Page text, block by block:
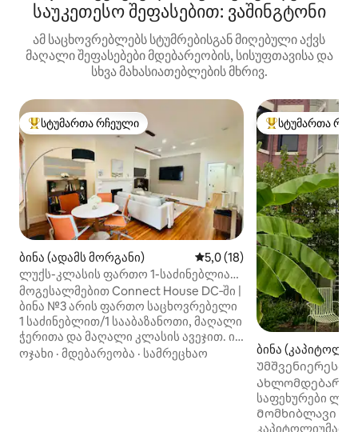
საუკეთესო შეფასებით: ვაშინგტონი
ამ საცხოვრებლებს სტუმრებისგან მიღებული აქვს
მაღალი შეფასებები მდებარეობის, სისუფთავისა და
სხვა მახასიათებლების მხრივ.
სტუმართა რჩეული მოწინავე ვარიანტი
სტუმართა რჩეული
ბინა (ადამს მორგანი) საშუალო შეფასებაა 5‑დან
5,0 (18)
ლუქს-კლასის ფართო 1-საძინებლიანი
ბინა ლეგენდარულ დიუპონ-სერკლში
მოგესალმებით Connect House DC‑ში |
ბინა №3 არის ფართო საცხოვრებელი
1 საძინებლით/1 სააბაზანოთი, მაღალი
ჭერითა და მაღალი კლასის ავეჯით. ის
მდებარეობს ისტორიული შენობის მე‑2
ოჯახი · მდებარეობა · სამრეცხაო
სტუმართა
სტუმართა
ბინა (კაპიტოლ
Უმშვენიერესი
კაპიტოლ-ჰილზე
Ახლომდებარე
საფეხურები
Მომხიბლავი